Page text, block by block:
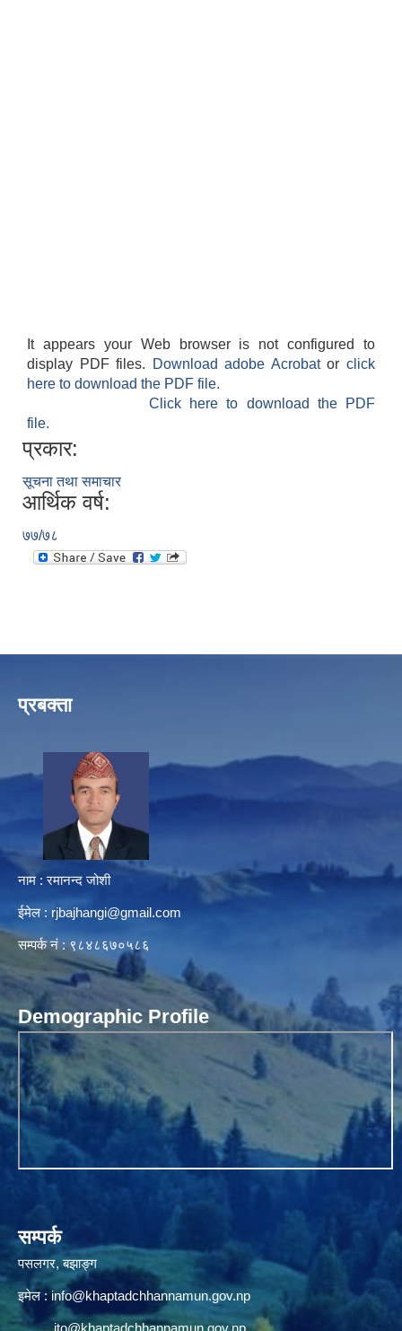
It appears your Web browser is not configured to
display PDF files.
Download adobe Acrobatorclick
here to download the PDF file.
Click here to download the PDF
file.
प्रकार:
सूचना तथा समाचार
आर्थिक वर्ष:
७७/७८
प्रबक्ता
नाम : रमानन्द जोशी
ईमेल : rjbajhangi@gmail.com
सम्पर्क नं : ९८४८६७०५८६
Demographic Profile
सम्पर्क
पसलगर, बझाङ्ग
इमेल : info@khaptadchhannamun.gov.np